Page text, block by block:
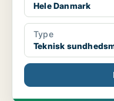
Hele Danmark
Type
Teknisk